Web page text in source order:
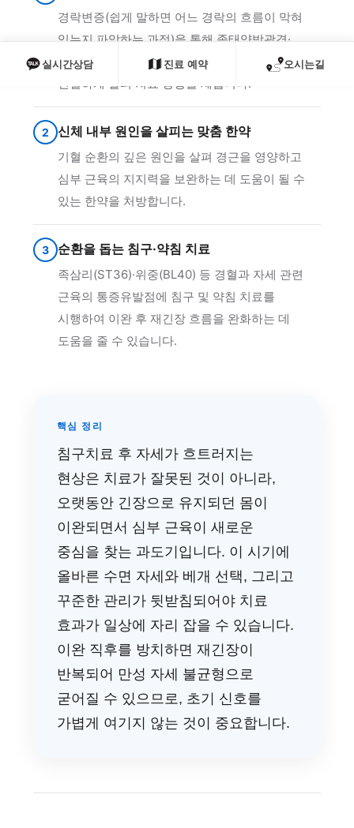
실시간상담 진료 예약 오시는길
경락변증(쉽게 말하면 어느 경락의 흐름이 막혀
있는지 파악하는 과정)을 통해 족태양방광경·
족소양담경 등 자세 유지와 관련된 경락의 상태를
면밀하게 살펴 치료 방향을 세웁니다.
2 신체 내부 원인을 살피는 맞춤 한약
기혈 순환의 깊은 원인을 살펴 경근을 영양하고
심부 근육의 지지력을 보완하는 데 도움이 될 수
있는 한약을 처방합니다.
3 순환을 돕는 침구·약침 치료
족삼리(ST36)·위중(BL40) 등 경혈과 자세 관련
근육의 통증유발점에 침구 및 약침 치료를
시행하여 이완 후 재긴장 흐름을 완화하는 데
도움을 줄 수 있습니다.
핵심 정리
침구치료 후 자세가 흐트러지는
현상은 치료가 잘못된 것이 아니라,
오랫동안 긴장으로 유지되던 몸이
이완되면서 심부 근육이 새로운
중심을 찾는 과도기입니다. 이 시기에
올바른 수면 자세와 베개 선택, 그리고
꾸준한 관리가 뒷받침되어야 치료
효과가 일상에 자리 잡을 수 있습니다.
이완 직후를 방치하면 재긴장이
반복되어 만성 자세 불균형으로
굳어질 수 있으므로, 초기 신호를
가볍게 여기지 않는 것이 중요합니다.